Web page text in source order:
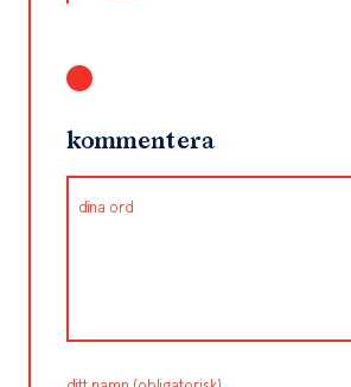
kommentera